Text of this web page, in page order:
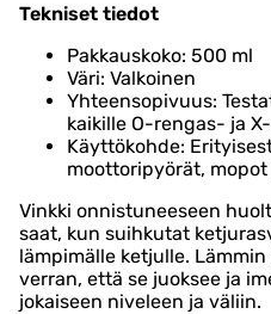
Tekniset tiedot
Pakkauskoko: 500 ml
Väri: Valkoinen
Yhteensopivuus:
kaikille O-rengas- ja
Käyttökohde:
moottoripyörät,
Vinkki onnistuneeseen
saat, kun suihkutat
lämpimälle ketjulle.
verran, että se juoksee ja
jokaiseen niveleen ja väliin.